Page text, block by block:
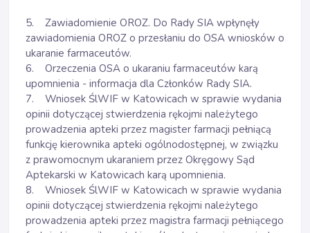
5. Zawiadomienie OROZ. Do Rady SIA wpłynęły
zawiadomienia OROZ o przesłaniu do OSA wniosków o
ukaranie farmaceutów.
6. Orzeczenia OSA o ukaraniu farmaceutów karą
upomnienia - informacja dla Członków Rady SIA.
7. Wniosek ŚlWIF w Katowicach w sprawie wydania
opinii dotyczącej stwierdzenia rękojmi należytego
prowadzenia apteki przez magister farmacji pełniącą
funkcję kierownika apteki ogólnodostępnej, w związku
z prawomocnym ukaraniem przez Okręgowy Sąd
Aptekarski w Katowicach karą upomnienia.
8. Wniosek ŚlWIF w Katowicach w sprawie wydania
opinii dotyczącej stwierdzenia rękojmi należytego
prowadzenia apteki przez magistra farmacji pełniącego